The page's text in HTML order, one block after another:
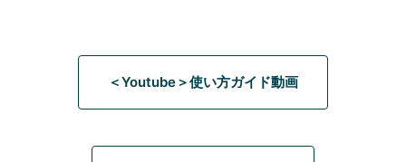
＜Youtube＞使い方ガイド動画